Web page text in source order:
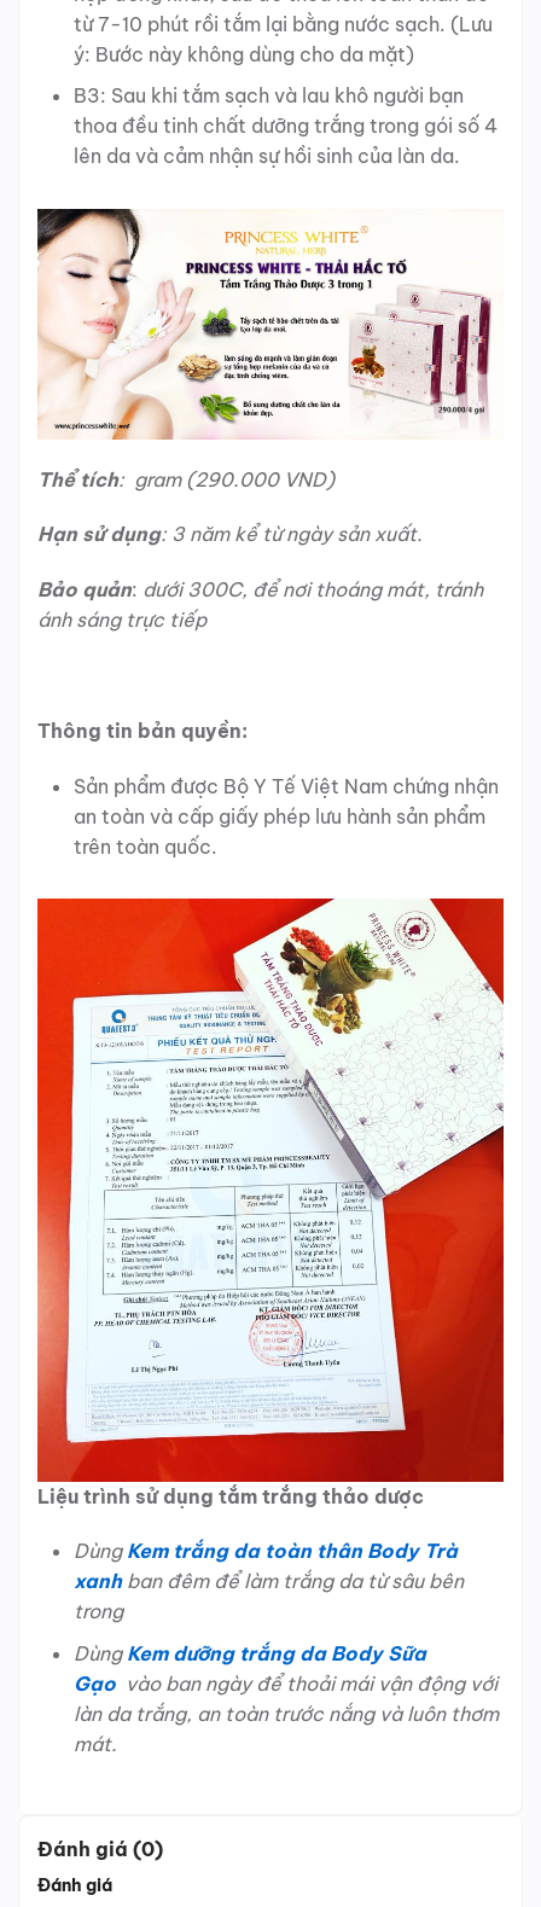
từ 7-10 phút rồi tắm lại bằng nước sạch. (Lưu
ý: Bước này không dùng cho da mặt)
B3: Sau khi tắm sạch và lau khô người bạn
thoa đều tinh chất dưỡng trắng trong gói số 4
lên da và cảm nhận sự hồi sinh của làn da.
Thể tích: gram(290.000 VND)
Hạn sử dụng: 3 năm kể từ ngày sản xuất.
Bảo quản: dưới 300C, để nơi thoáng mát, tránh
ánh sáng trực tiếp
Thông tin bản quyền:
Sản phẩm được Bộ Y Tế Việt Nam chứng nhận
an toàn và cấp giấy phép lưu hành sản phẩm
trên toàn quốc.
Liệu trình sử dụng tắm trắng thảo dược
Dùng Kem trắng da toàn thân Body Trà
xanhban đêm để làm trắng da từ sâu bên
trong
Dùng Kem dưỡng trắng da Body Sữa
Gạo vào ban ngày để thoải mái vận động với
làn da trắng, an toàn trước nắng và luôn thơm
mát.
Đánh giá (0)
Đánh giá